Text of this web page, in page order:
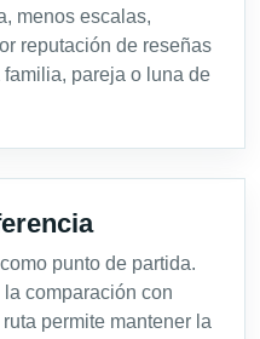
menos escalas,
reputación de reseñas
pareja o luna de
punto de partida.
comparación con
permite mantener la